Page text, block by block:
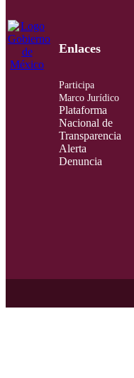
Enlaces
Participa
Marco Jurídico
Plataforma
Nacional de
Transparencia
Alerta
Denuncia